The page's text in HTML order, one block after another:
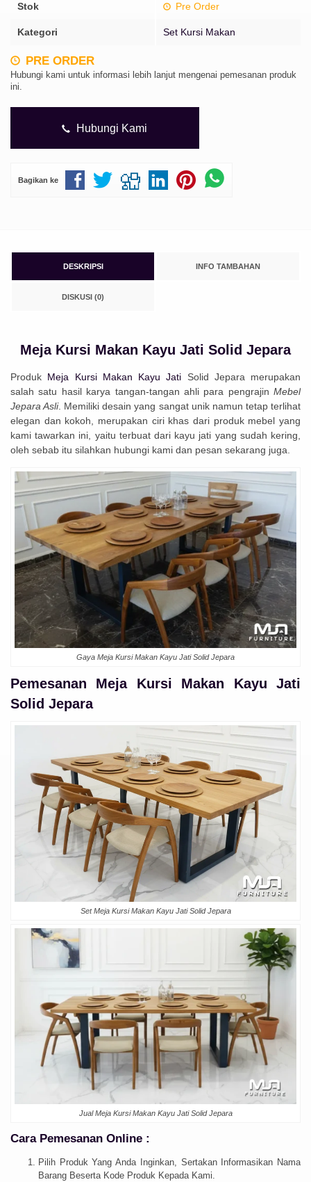
Stok Pre Order
Kategori Set Kursi Makan
PRE ORDER
Hubungi kami untuk informasi lebih lanjut mengenai pemesanan produk
ini.
Hubungi Kami
Bagikan ke
DESKRIPSI INFO TAMBAHAN
DISKUSI (0)
Meja Kursi Makan Kayu Jati Solid Jepara
Produk Meja Kursi Makan Kayu Jati Solid Jepara merupakan
salah satu hasil karya tangan-tangan ahli para pengrajin Mebel
Jepara Asli. Memiliki desain yang sangat unik namun tetap terlihat
elegan dan kokoh, merupakan ciri khas dari produk mebel yang
kami tawarkan ini, yaitu terbuat dari kayu jati yang sudah kering,
oleh sebab itu silahkan hubungi kami dan pesan sekarang juga.
Gaya Meja Kursi Makan Kayu Jati Solid Jepara
Pemesanan Meja Kursi Makan Kayu Jati
Solid Jepara
Set Meja Kursi Makan Kayu Jati Solid Jepara
Jual Meja Kursi Makan Kayu Jati Solid Jepara
Cara Pemesanan Online :
Pilih Produk Yang Anda Inginkan, Sertakan Informasikan Nama
Barang Beserta Kode Produk Kepada Kami.